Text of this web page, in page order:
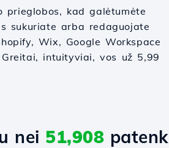
prieglobos, kad galėtumėte
sukuriate arba redaguojate
Wix, Google Workspace
intuityviai, vos už 5,99
nei 51,908